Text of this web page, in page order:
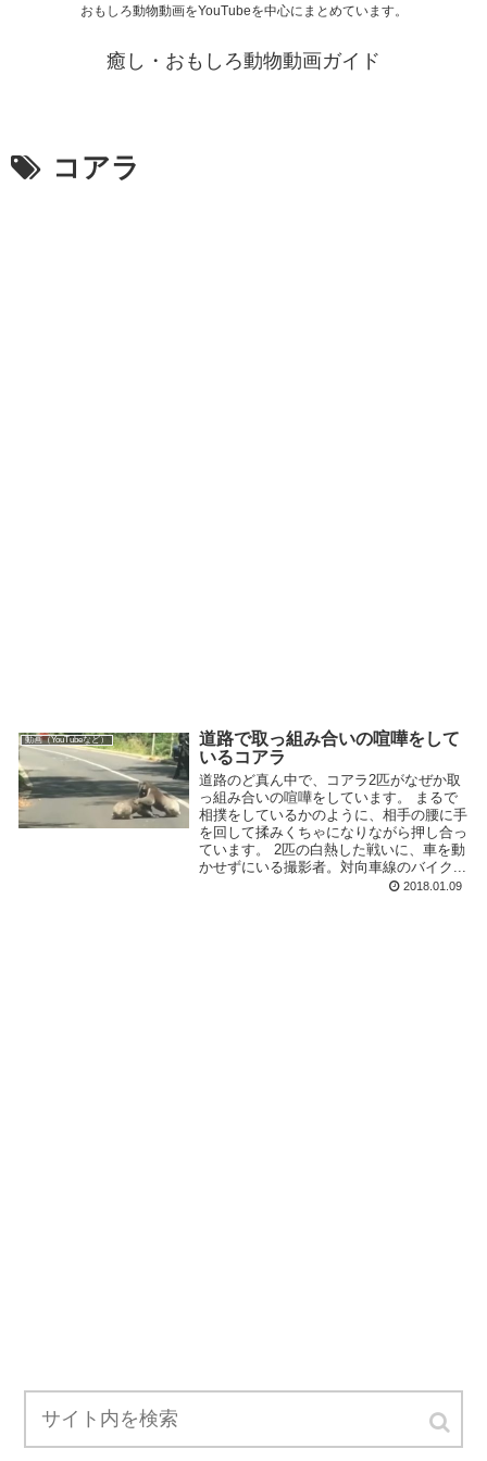
おもしろ動物動画をYouTubeを中心にまとめています。
癒し・おもしろ動物動画ガイド
コアラ
動画（YouTubeなど）
道路で取っ組み合いの喧嘩をして
いるコアラ
道路のど真ん中で、コアラ2匹がなぜか取
っ組み合いの喧嘩をしています。 まるで
相撲をしているかのように、相手の腰に手
を回して揉みくちゃになりながら押し合っ
ています。 2匹の白熱した戦いに、車を動
かせずにいる撮影者。対向車線のバイク...
2018.01.09